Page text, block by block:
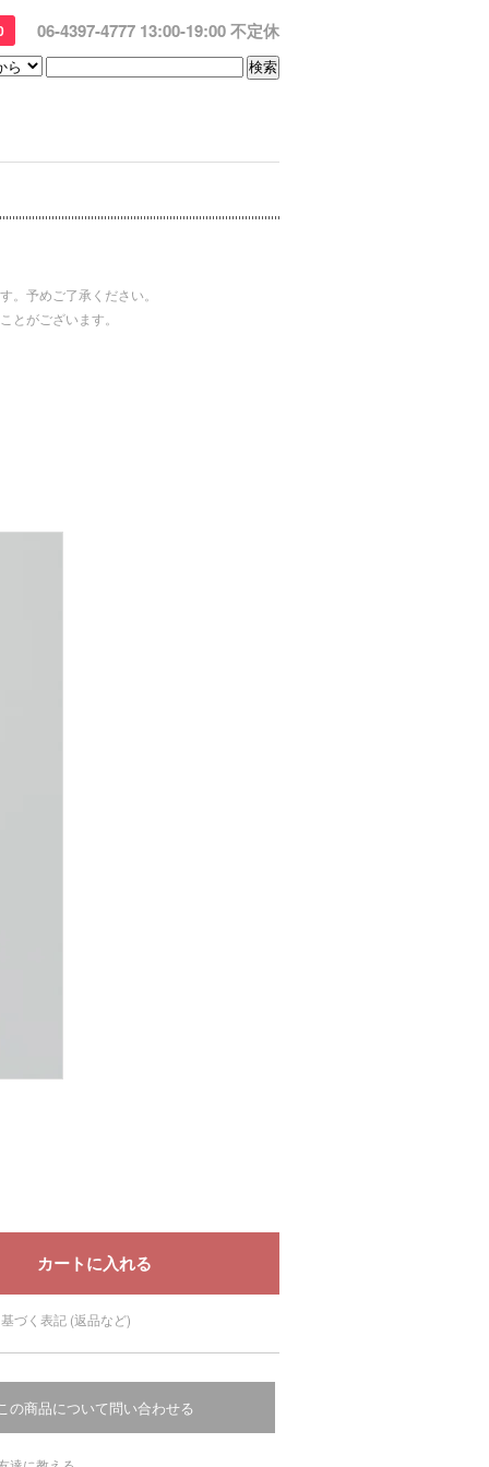
06-4397-4777 13:00-19:00 不定休
予めご了承ください。
とがございます。
づく表記 (返品など)
の商品について問い合わせる